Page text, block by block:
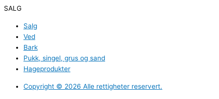
SALG
Salg
Ved
Bark
Pukk, singel, grus og sand
Hageprodukter
Copyright ©️ 2026 Alle rettigheter reservert.